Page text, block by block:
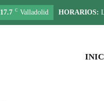
17.7 C Valladolid HORARIOS: